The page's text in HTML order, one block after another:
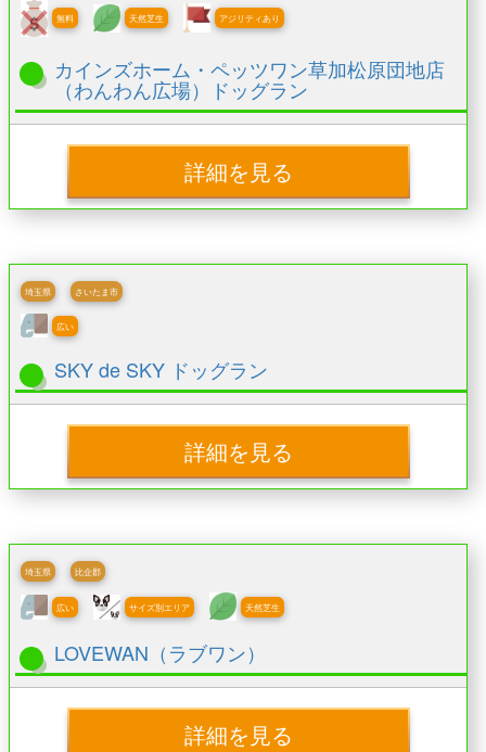
無料 天然芝生 アジリティあり
カインズホーム・ペッツワン草加松原団地店
（わんわん広場）ドッグラン
詳細を見る
埼玉県 さいたま市
広い
SKY de SKY ドッグラン
詳細を見る
埼玉県 比企郡
広い サイズ別エリア 天然芝生
LOVEWAN（ラブワン）
詳細を見る